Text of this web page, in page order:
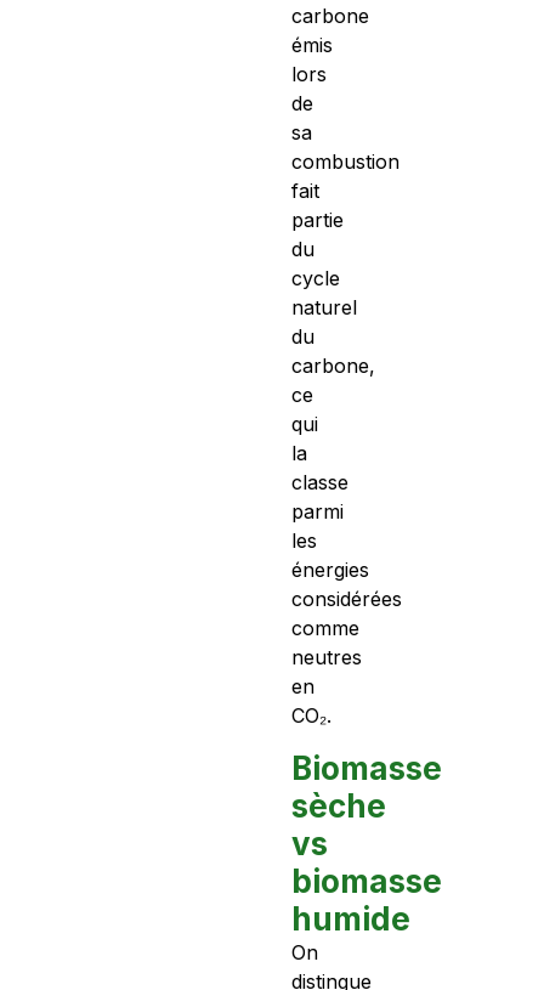
carbone
émis
lors
de
sa
combustion
fait
partie
du
cycle
naturel
du
carbone,
ce
qui
la
classe
parmi
les
énergies
considérées
comme
neutres
en
CO₂.
Biomasse
sèche
vs
biomasse
humide
On
distingue